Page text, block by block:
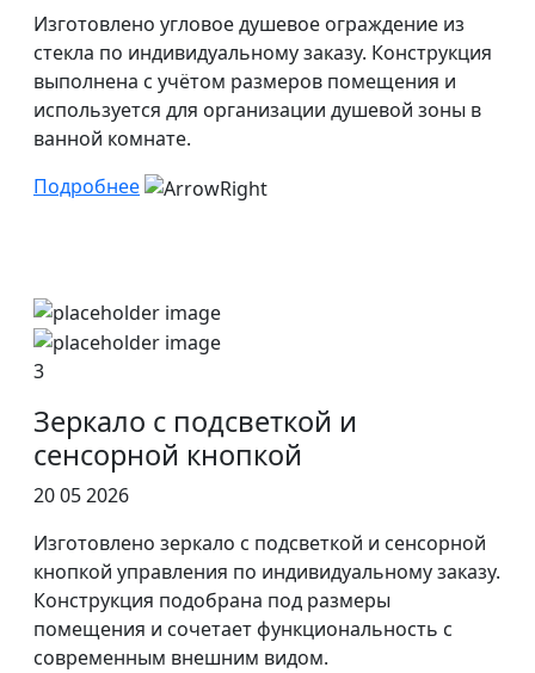
Изготовлено угловое душевое ограждение из
стекла по индивидуальному заказу. Конструкция
выполнена с учётом размеров помещения и
используется для организации душевой зоны в
ванной комнате.
Подробнее
3
Зеркало с подсветкой и
сенсорной кнопкой
20 05 2026
Изготовлено зеркало с подсветкой и сенсорной
кнопкой управления по индивидуальному заказу.
Конструкция подобрана под размеры
помещения и сочетает функциональность с
современным внешним видом.